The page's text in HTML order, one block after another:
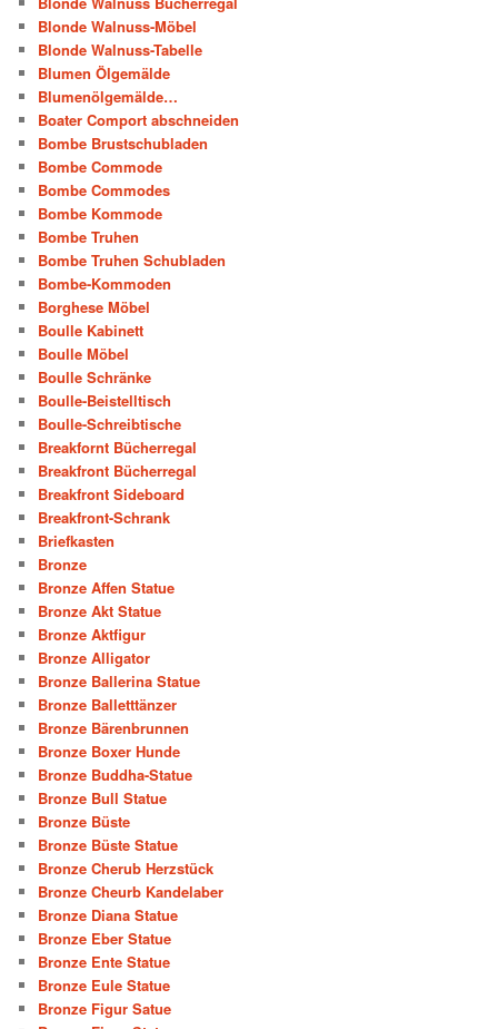
Blonde Walnuss-Möbel
Blonde Walnuss-Tabelle
Blumen Ölgemälde
Blumenölgemälde…
Boater Comport abschneiden
Bombe Brustschubladen
Bombe Commode
Bombe Commodes
Bombe Kommode
Bombe Truhen
Bombe Truhen Schubladen
Bombe-Kommoden
Borghese Möbel
Boulle Kabinett
Boulle Möbel
Boulle Schränke
Boulle-Beistelltisch
Boulle-Schreibtische
Breakfornt Bücherregal
Breakfront Bücherregal
Breakfront Sideboard
Breakfront-Schrank
Briefkasten
Bronze
Bronze Affen Statue
Bronze Akt Statue
Bronze Aktfigur
Bronze Alligator
Bronze Ballerina Statue
Bronze Balletttänzer
Bronze Bärenbrunnen
Bronze Boxer Hunde
Bronze Buddha-Statue
Bronze Bull Statue
Bronze Büste
Bronze Büste Statue
Bronze Cherub Herzstück
Bronze Cheurb Kandelaber
Bronze Diana Statue
Bronze Eber Statue
Bronze Ente Statue
Bronze Eule Statue
Bronze Figur Satue